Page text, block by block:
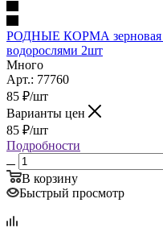
РОДНЫЕ КОРМА зерновая
водорослями 2шт
Много
Арт.: 77760
85 ₽/шт
Варианты цен
85 ₽/шт
Подробности
В корзину
Быстрый просмотр